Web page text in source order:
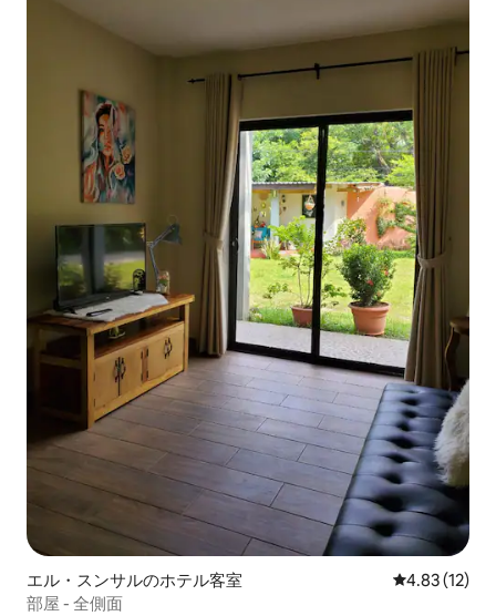
エル・スンサルのホテル客室 レビュー12
4.83 (12)
部屋 - 全側面